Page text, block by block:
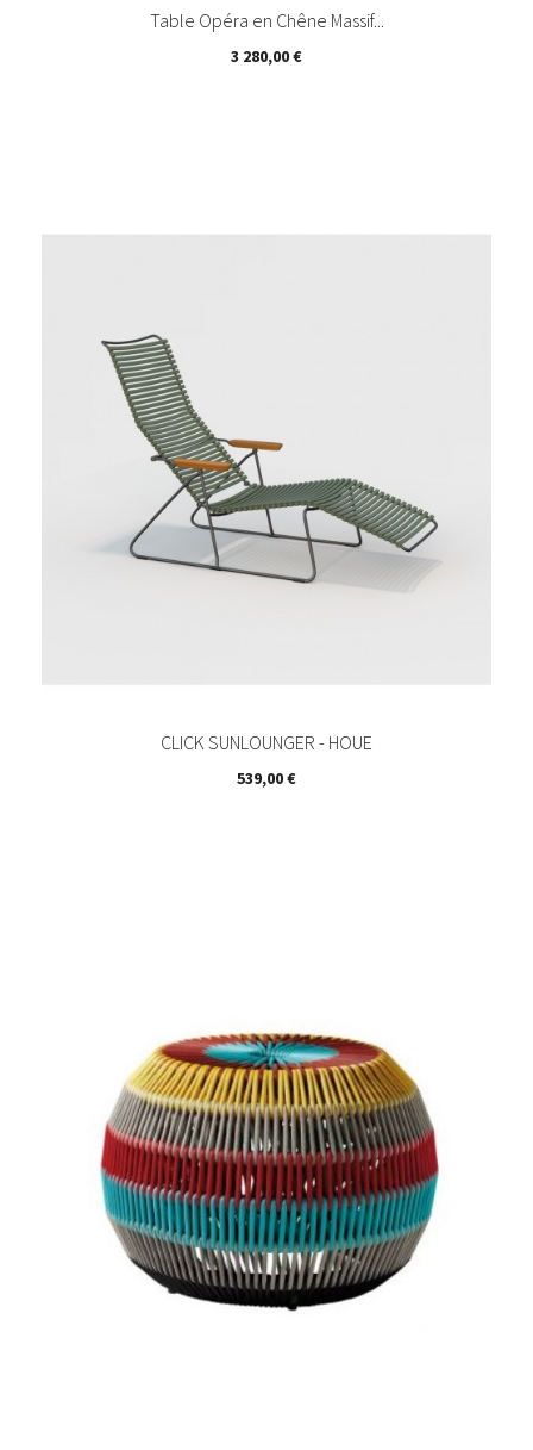
Table Opéra en Chêne Massif...
Prix
3 280,00 €
CLICK SUNLOUNGER - HOUE
Prix
539,00 €